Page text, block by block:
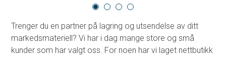
Trenger du en partner på lagring og utsendelse av ditt
markedsmateriell? Vi har i dag mange store og små
kunder som har valgt oss. For noen har vi laget nettbutikk